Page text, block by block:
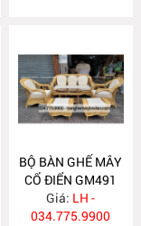
BỘ BÀN GHẾ MÂY
CỔ ĐIỂN GM491
Giá: LH -
034.775.9900